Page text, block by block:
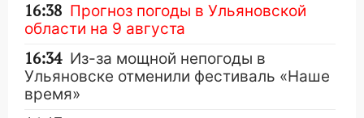
16:38 Прогноз погоды в Ульяновской
области на 9 августа
16:34 Из-за мощной непогоды в
Ульяновске отменили фестиваль «Наше
время»